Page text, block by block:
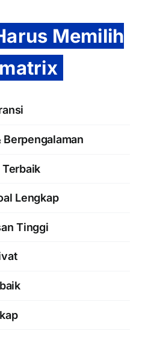
Memilih
Lengkap
Tinggi